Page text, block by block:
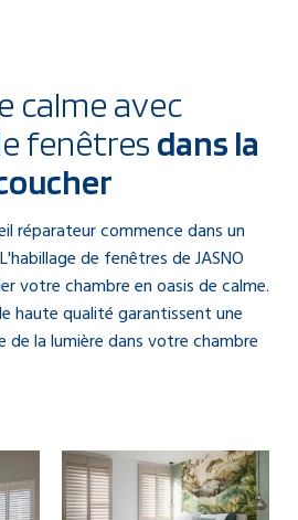
calme avec
fenêtres dans la
réparateur commence dans un
de fenêtres de JASNO
votre chambre en oasis de calme.
haute qualité garantissent une
de la lumière dans votre chambre